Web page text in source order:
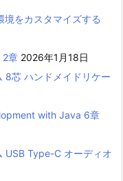
をカスタマイズする
2章 2026年1月18日
8芯 ハンドメイドリケー
with Java 6章
USB Type-C オーディオ